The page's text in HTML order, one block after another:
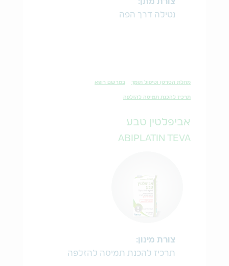
נטילה דרך הפה
מחלת הסרטן וטיפול תומך במרשם רופא
תרכיז להכנת תמיסה להזלפה
אביפלטין טבע
ABIPLATIN TEVA
צורת מינון:
תרכיז להכנת תמיסה להזלפה